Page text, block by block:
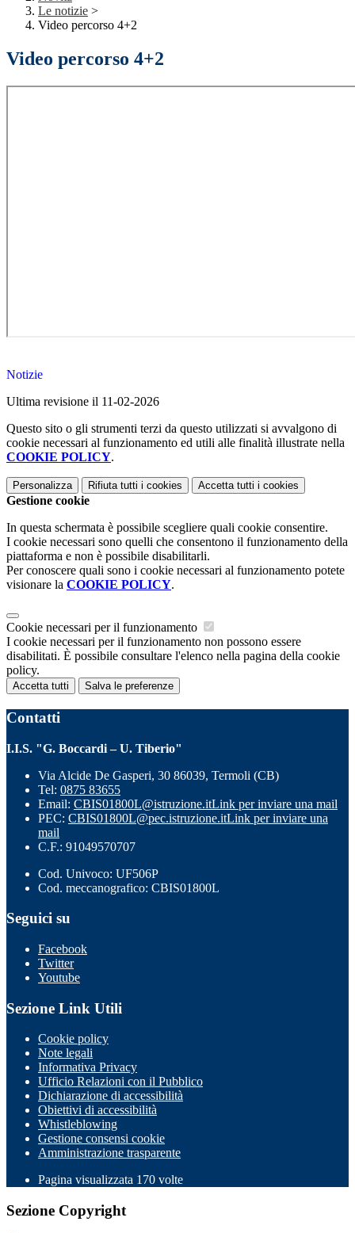
Le notizie >
Video percorso 4+2
Video percorso 4+2
Notizie
Ultima revisione il 11-02-2026
Questo sito o gli strumenti terzi da questo utilizzati si avvalgono di
cookie necessari al funzionamento ed utili alle finalità illustrate nella
COOKIE POLICY.
Personalizza Rifiuta tutti i cookies Accetta tutti i cookies
Gestione cookie
In questa schermata è possibile scegliere quali cookie consentire.
I cookie necessari sono quelli che consentono il funzionamento della
piattaforma e non è possibile disabilitarli.
Per conoscere quali sono i cookie necessari al funzionamento potete
visionare la COOKIE POLICY.
Cookie necessari per il funzionamento
I cookie necessari per il funzionamento non possono essere
disabilitati. È possibile consultare l'elenco nella pagina della cookie
policy.
Accetta tutti Salva le preferenze
Contatti
I.I.S. "G. Boccardi – U. Tiberio"
Via Alcide De Gasperi, 30 86039, Termoli (CB)
Tel: 0875 83655
Email: CBIS01800L@istruzione.itLink per inviare una mail
PEC: CBIS01800L@pec.istruzione.itLink per inviare una
mail
C.F.: 91049570707
Cod. Univoco: UF506P
Cod. meccanografico: CBIS01800L
Seguici su
Facebook
Twitter
Youtube
Sezione Link Utili
Cookie policy
Note legali
Informativa Privacy
Ufficio Relazioni con il Pubblico
Dichiarazione di accessibilità
Obiettivi di accessibilità
Whistleblowing
Gestione consensi cookie
Amministrazione trasparente
Pagina visualizzata 170 volte
Sezione Copyright